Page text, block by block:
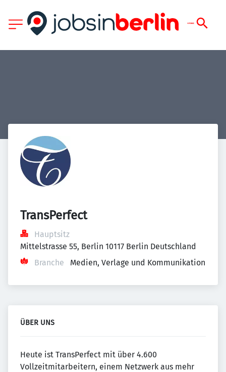
TransPerfect
Hauptsitz
Mittelstrasse 55, Berlin 10117 Berlin Deutschland
Branche
Medien, Verlage und Kommunikation
ÜBER UNS
Heute ist TransPerfect mit über 4.600
Vollzeitmitarbeitern, einem Netzwerk aus mehr